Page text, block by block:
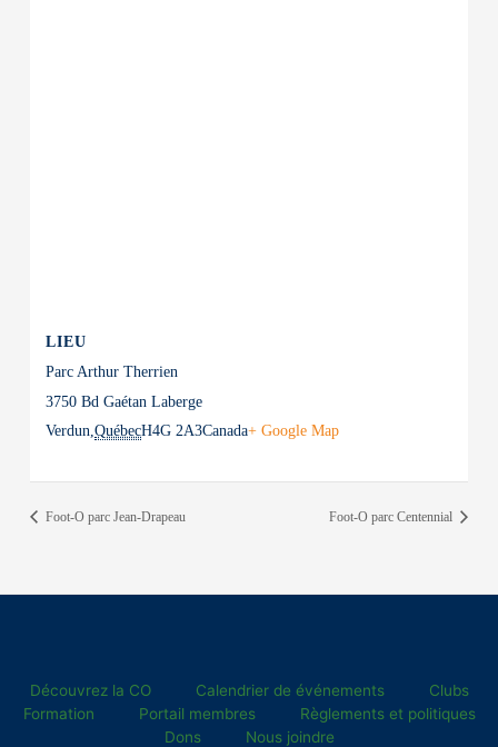
LIEU
Parc Arthur Therrien
3750 Bd Gaétan Laberge
Verdun ,QuébecH4G 2A3Canada+ Google Map
Foot-O parc Jean-Drapeau Foot-O parc Centennial
Découvrez la CO Calendrier de événements
Clubs
Formation
Portail membres
Règlements et politiques
Dons
Nous joindre